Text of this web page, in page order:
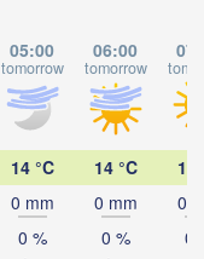
05:00
tomorrow
06:00
tomorrow
14 °C
0 mm
0 %
14 °C
0 mm
0 %
14
0
0
Суми
(Sumy)